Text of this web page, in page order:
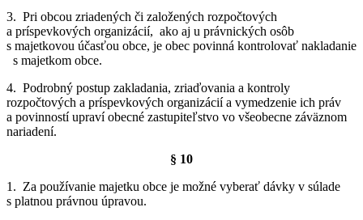
3. Pri obcou zriadených či založených rozpočtových
a príspevkových organizácií, ako aj u právnických osôb
s majetkovou účasťou obce, je obec povinná kontrolovať nakladanie
s majetkom obce.
4. Podrobný postup zakladania, zriaďovania a kontroly
rozpočtových a príspevkových organizácií a vymedzenie ich práv
a povinností upraví obecné zastupiteľstvo vo všeobecne záväznom
nariadení.
§ 10
1. Za používanie majetku obce je možné vyberať dávky v súlade
s platnou právnou úpravou.